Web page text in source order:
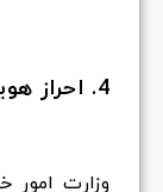
4. احراز هویت چند عاملی(MFA)
وزارت امور